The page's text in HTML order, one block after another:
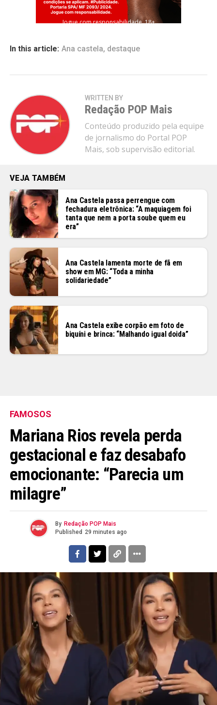
Jogue com responsabilidade. 18+
In this article: Ana castela, destaque
WRITTEN BY
Redação POP Mais
Conteúdo produzido pela equipe
de jornalismo do Portal POP
Mais, sob supervisão editorial.
VEJA TAMBÉM
Ana Castela passa perrengue com
fechadura eletrônica: “A maquiagem foi
tanta que nem a porta soube quem eu
era”
Ana Castela lamenta morte de fã em
show em MG: “Toda a minha
solidariedade”
Ana Castela exibe corpão em foto de
biquíni e brinca: “Malhando igual doida”
FAMOSOS
Mariana Rios revela perda
gestacional e faz desabafo
emocionante: “Parecia um
milagre”
By Redação POP Mais
Published 29 minutes ago
Pinterest
Whatsapp